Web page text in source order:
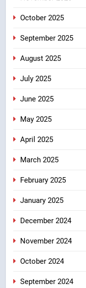
October 2025
September 2025
August 2025
July 2025
June 2025
May 2025
April 2025
March 2025
February 2025
January 2025
December 2024
November 2024
October 2024
September 2024